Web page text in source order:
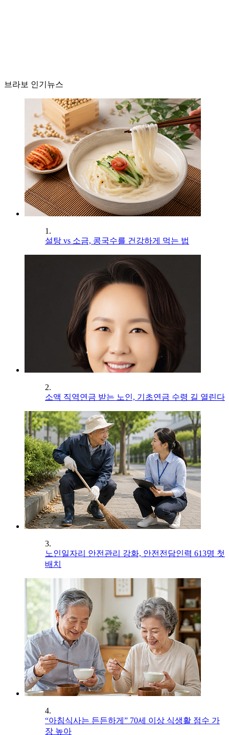
브라보 인기뉴스
1.
설탕 vs 소금, 콩국수를 건강하게 먹는 법
2.
소액 직역연금 받는 노인, 기초연금 수령 길 열린다
3.
노인일자리 안전관리 강화, 안전전담인력 613명 첫
배치
4.
“아침식사는 든든하게” 70세 이상 식생활 점수 가
장 높아